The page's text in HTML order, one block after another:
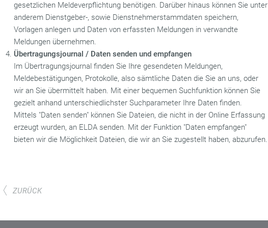
gesetzlichen Meldeverpflichtung benötigen. Darüber hinaus können Sie unter
anderem Dienstgeber-, sowie Dienstnehmerstammdaten speichern,
Vorlagen anlegen und Daten von erfassten Meldungen in verwandte
Meldungen übernehmen.
Übertragungsjournal / Daten senden und empfangen
Im Übertragungsjournal finden Sie Ihre gesendeten Meldungen,
Meldebestätigungen, Protokolle, also sämtliche Daten die Sie an uns, oder
wir an Sie übermittelt haben. Mit einer bequemen Suchfunktion können Sie
gezielt anhand unterschiedlichster Suchparameter Ihre Daten finden.
Mittels "Daten senden" können Sie Dateien, die nicht in der Online Erfassung
erzeugt wurden, an ELDA senden. Mit der Funktion "Daten empfangen"
bieten wir die Möglichkeit Dateien, die wir an Sie zugestellt haben, abzurufen.
ZURÜCK